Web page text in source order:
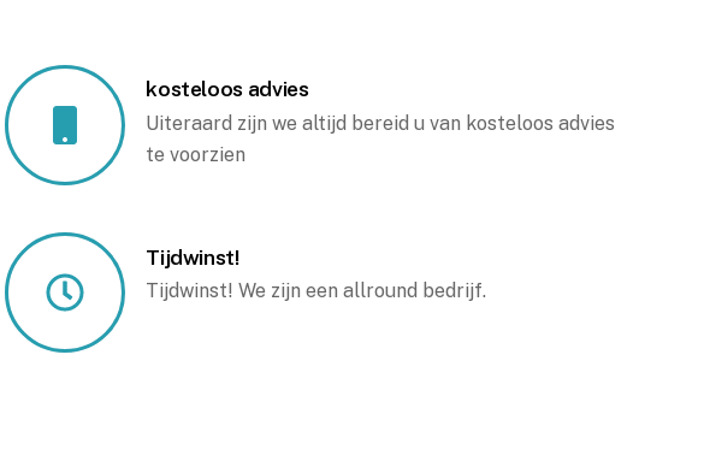
kosteloos advies
Uiteraard zijn we altijd bereid u van kosteloos advies
te voorzien
Tijdwinst!
Tijdwinst! We zijn een allround bedrijf.